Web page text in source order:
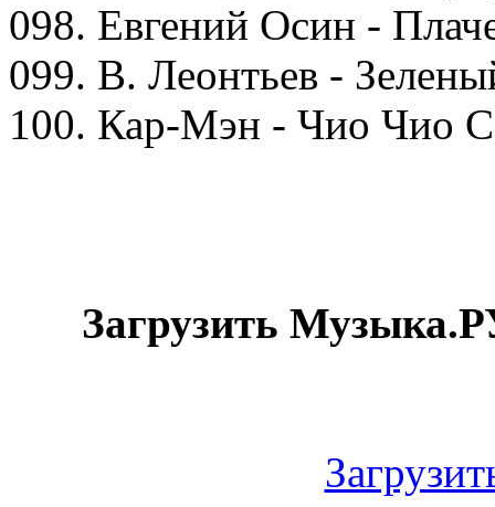
098. Евгений Осин -
099. В. Леонтьев -
100. Кар-Мэн - Чио Чио
Загрузить